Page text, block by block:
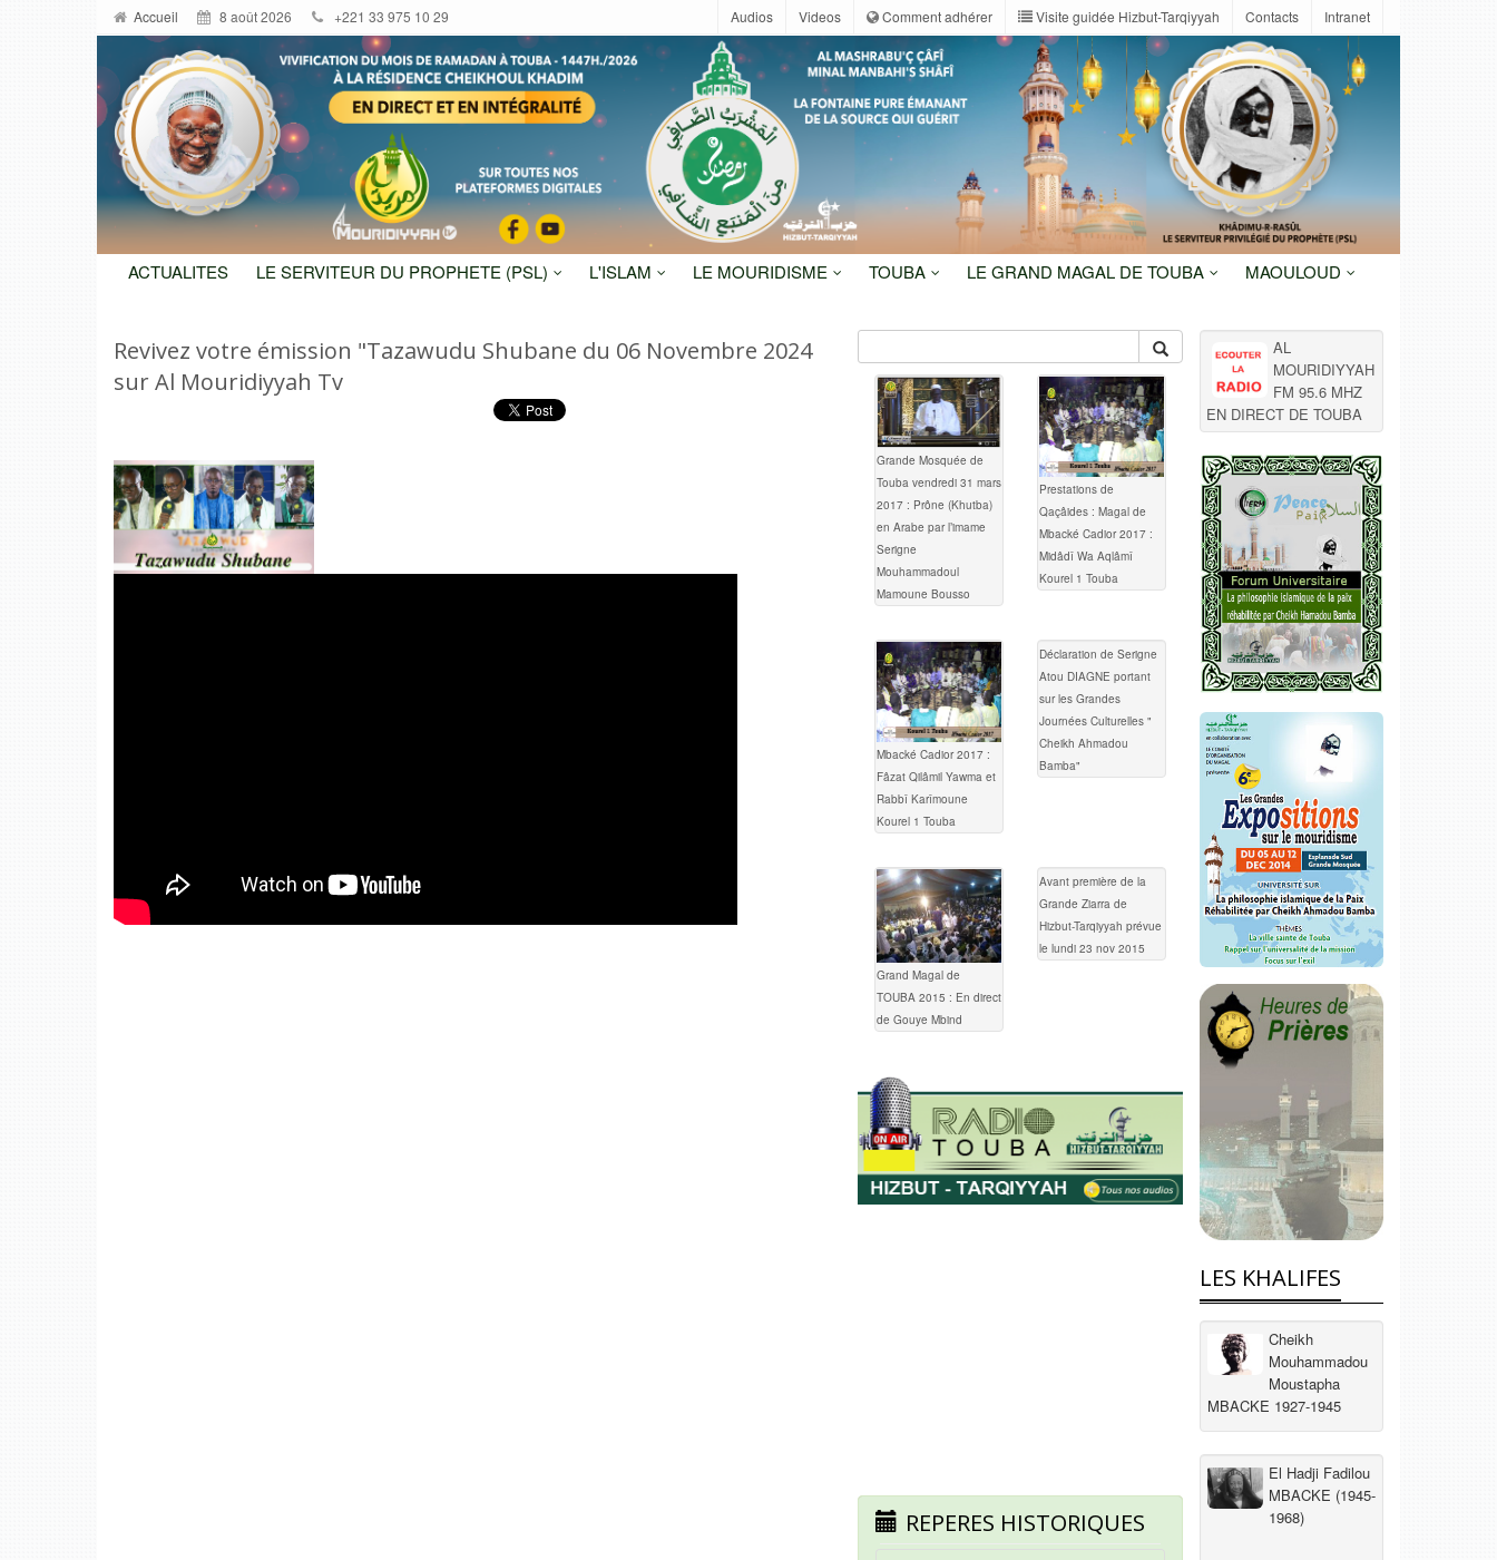
Accueil 8 août 2026 +221 33 975 10 29 Audios Videos Comment adhérer Visite guidée Hizbut-Tarqiyyah Contacts Intranet
ACTUALITES LE SERVITEUR DU PROPHETE (PSL) L'ISLAM LE MOURIDISME TOUBA LE GRAND MAGAL DE TOUBA MAOULOUD
Revivez votre émission "Tazawudu Shubane du 06 Novembre 2024
sur Al Mouridiyyah Tv
Grande Mosquée de
Touba vendredi 31 mars
2017 : Prône (Khutba)
en Arabe par l’imame
Serigne
Mouhammadoul
Mamoune Bousso
Prestations de
Qaçâides : Magal de
Mbacké Cadior 2017 :
Midâdî Wa Aqlâmî
Kourel 1 Touba
Mbacké Cadior 2017 :
Fâzat Qilâmil Yawma et
Rabbî Karîmoune
Kourel 1 Touba
Déclaration de Serigne
Atou DIAGNE portant
sur les Grandes
Journées Culturelles "
Cheikh Ahmadou
Bamba"
Grand Magal de
TOUBA 2015 : En direct
de Gouye Mbind
Avant première de la
Grande Ziarra de
Hizbut-Tarqiyyah prévue
le lundi 23 nov 2015
REPERES HISTORIQUES
AL
MOURIDIYYAH
FM 95.6 MHZ
EN DIRECT DE TOUBA
LES KHALIFES
Cheikh
Mouhammadou
Moustapha
MBACKE 1927-1945
El Hadji Fadilou
MBACKE (1945-
1968)